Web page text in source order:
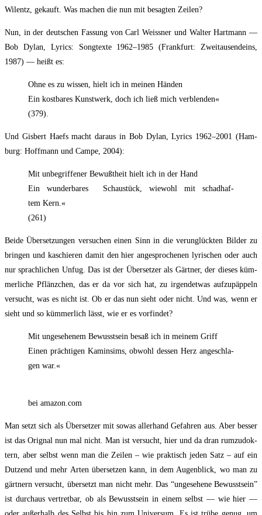
Wil­entz, gekauft. Was machen die nun mit besag­ten Zeilen?
Nun, in der deut­schen Fas­sung von Carl Weiss­ner und Wal­ter Hart­mann —
Bob Dylan, Lyrics: Song­tex­te 1962–1985 (Frank­furt: Zwei­tau­send­eins,
1987) — heißt es:
Ohne es zu wis­sen, hielt ich in mei­nen Händen
Ein kost­ba­res Kunst­werk, doch ich ließ mich verblenden«
(379).
Und Gis­bert Haefs macht dar­aus in Bob Dylan, Lyrics 1962–2001 (Ham­
burg: Hoff­mann und Cam­pe, 2004):
Mit unbe­grif­fe­ner Bewußt­heit hielt ich in der Hand
Ein wun­der­ba­res Schau­stück, wie­wohl mit schad­haf­
tem Kern.«
(261)
Bei­de Über­set­zun­gen ver­su­chen einen Sinn in die ver­un­glück­ten Bil­der zu
brin­gen und kaschie­ren damit den hier ange­spro­che­nen lyri­schen oder auch
nur sprach­li­chen Unfug. Das ist der Über­set­zer als Gärt­ner, der die­ses küm­
mer­li­che Pflänz­chen, das er da vor sich hat, zu irgend­et­was auf­zu­päp­peln
ver­sucht, was es nicht ist. Ob er das nun sieht oder nicht. Und was, wenn er
sieht und so küm­mer­lich lässt, wie er es vorfindet?
Mit unge­se­he­nem Bewusst­sein besaß ich in mei­nem Griff
Einen präch­ti­gen Kamin­sims, obwohl des­sen Herz ange­schla­
gen war.«
bei amazon.com
Man setzt sich als Über­set­zer mit sowas aller­hand Gefah­ren aus. Aber bes­ser
ist das Ori­gnal nun mal nicht. Man ist ver­sucht, hier und da dran rum­zu­dok­
tern, aber selbst wenn man die Zei­len – wie prak­tisch jeden Satz – auf ein
Dut­zend und mehr Arten über­set­zen kann, in dem Augen­blick, wo man zu
gärt­nern ver­sucht, über­setzt man nicht mehr. Das “unge­se­he­ne Bewusst­sein”
ist durch­aus ver­tret­bar, ob als Bewusst­sein in einem selbst — wie hier —